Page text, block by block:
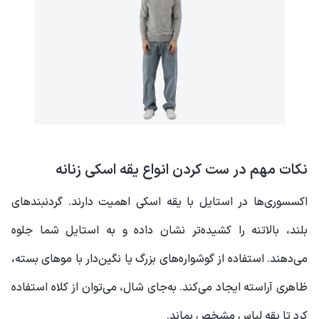
نکات مهم در ست کردن انواع یقه اسکی زنانه
اکسسوری‌ها در استایل با یقه اسکی اهمیت دارند. گردنبندهای
بلند، بالاتنه را کشیده‌تر نشان داده و به استایل شما جلوه
می‌دهند. استفاده از گوشواره‌های بزرگ یا نگین‌دار با موهای بسته،
ظاهری آراسته ایجاد می‌کند. به‌جای شال، می‌توان از کلاه استفاده